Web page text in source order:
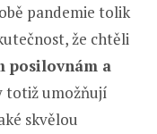
pandemie tolik
že chtěli
posilovnám a
totiž umožňují
skvělou